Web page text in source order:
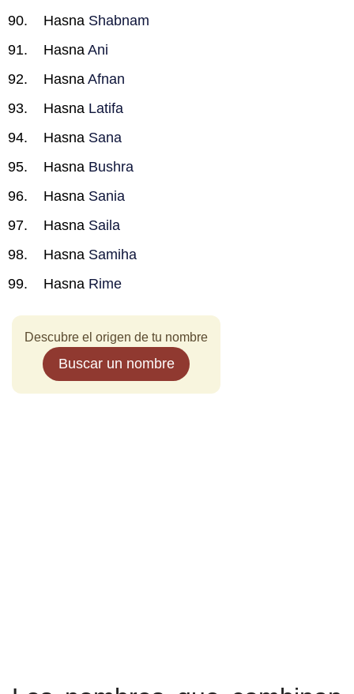
Hasna Shabnam
Hasna Ani
Hasna Afnan
Hasna Latifa
Hasna Sana
Hasna Bushra
Hasna Sania
Hasna Saila
Hasna Samiha
Hasna Rime
Descubre el origen de tu nombre
Buscar un nombre